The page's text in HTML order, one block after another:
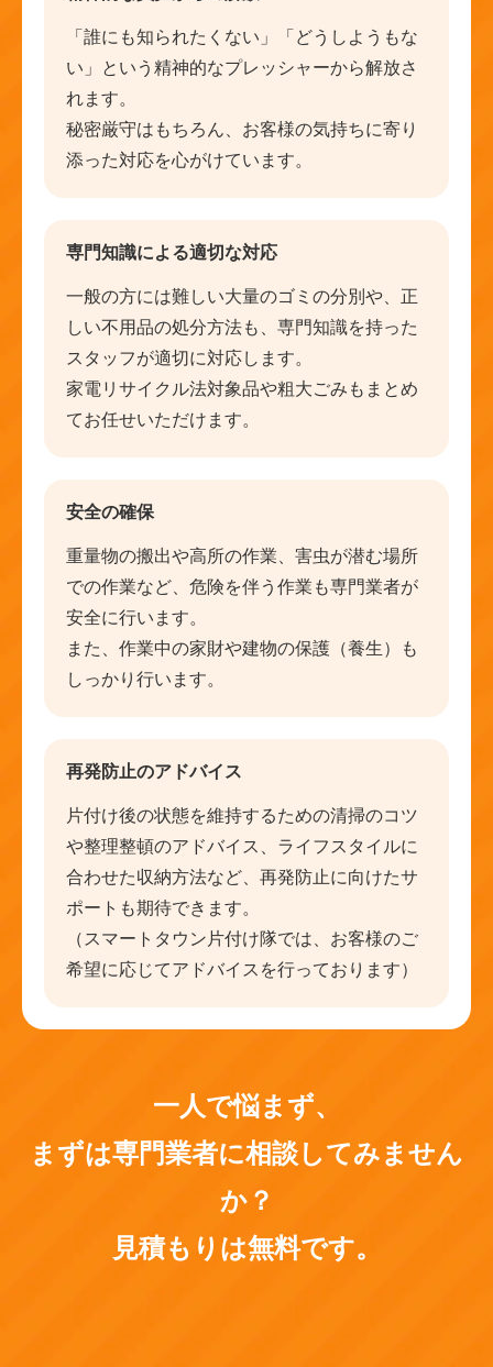
「誰にも知られたくない」「どうしようもな
い」という精神的なプレッシャーから解放さ
れます。
秘密厳守はもちろん、お客様の気持ちに寄り
添った対応を心がけています。
専門知識による適切な対応
一般の方には難しい大量のゴミの分別や、正
しい不用品の処分方法も、専門知識を持った
スタッフが適切に対応します。
家電リサイクル法対象品や粗大ごみもまとめ
てお任せいただけます。
安全の確保
重量物の搬出や高所の作業、害虫が潜む場所
での作業など、危険を伴う作業も専門業者が
安全に行います。
また、作業中の家財や建物の保護（養生）も
しっかり行います。
再発防止のアドバイス
片付け後の状態を維持するための清掃のコツ
や整理整頓のアドバイス、ライフスタイルに
合わせた収納方法など、再発防止に向けたサ
ポートも期待できます。
（スマートタウン片付け隊では、お客様のご
希望に応じてアドバイスを行っております）
一人で悩まず、
まずは専門業者に相談してみません
か？
見積もりは無料です。